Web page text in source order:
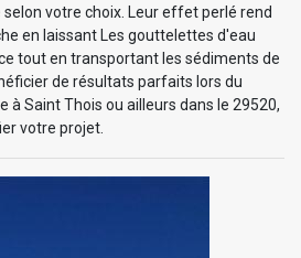
votre choix. Leur effet perlé rend
en laissant Les gouttelettes d'eau
tout en transportant les sédiments de
de résultats parfaits lors du
à Saint Thois ou ailleurs dans le 29520,
votre projet.